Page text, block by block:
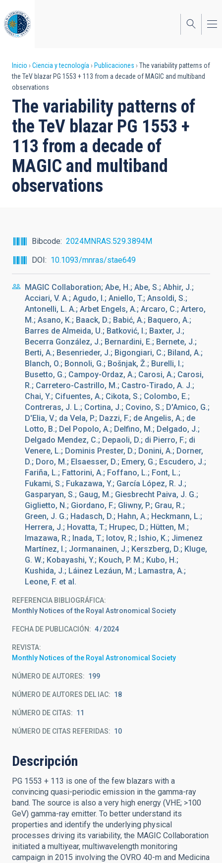
al
contenido
principal
Sobrescribir
enlaces
de
ayuda
a
la
navegación
Inicio Ciencia y tecnología Publicaciones
The variability patterns of
the TeV blazar PG 1553 + 113 from a decade of MAGIC and multiband
observations
The variability patterns of
the TeV blazar PG 1553 +
113 from a decade of
MAGIC and multiband
observations
Bibcode
2024MNRAS.529.3894M
DOI
10.1093/mnras/stae649
MAGIC Collaboration; Abe, H.; Abe, S.; Abhir, J.;
Acciari, V. A.; Agudo, I.; Aniello, T.; Ansoldi, S.;
Antonelli, L. A.; Arbet Engels, A.; Arcaro, C.; Artero,
M.; Asano, K.; Baack, D.; Babić, A.; Baquero, A.;
Barres de Almeida, U.; Batković, I.; Baxter, J.;
Becerra González, J.; Bernardini, E.; Bernete, J.;
Berti, A.; Besenrieder, J.; Bigongiari, C.; Biland, A.;
Blanch, O.; Bonnoli, G.; Bošnjak, Ž.; Burelli, I.;
Busetto, G.; Campoy-Ordaz, A.; Carosi, A.; Carosi,
R.; Carretero-Castrillo, M.; Castro-Tirado, A. J.;
Chai, Y.; Cifuentes, A.; Cikota, S.; Colombo, E.;
Contreras, J. L.; Cortina, J.; Covino, S.; D'Amico, G.;
D'Elia, V.; da Vela, P.; Dazzi, F.; de Angelis, A.; de
Lotto, B.; Del Popolo, A.; Delfino, M.; Delgado, J.;
Delgado Mendez, C.; Depaoli, D.; di Pierro, F.; di
Venere, L.; Dominis Prester, D.; Donini, A.; Dorner,
D.; Doro, M.; Elsaesser, D.; Emery, G.; Escudero, J.;
Fariña, L.; Fattorini, A.; Foffano, L.; Font, L.;
Fukami, S.; Fukazawa, Y.; García López, R. J.;
Gasparyan, S.; Gaug, M.; Giesbrecht Paiva, J. G.;
Giglietto, N.; Giordano, F.; Gliwny, P.; Grau, R.;
Green, J. G.; Hadasch, D.; Hahn, A.; Heckmann, L.;
Herrera, J.; Hovatta, T.; Hrupec, D.; Hütten, M.;
Imazawa, R.; Inada, T.; Iotov, R.; Ishio, K.; Jimenez
Martínez, I.; Jormanainen, J.; Kerszberg, D.; Kluge,
G. W.; Kobayashi, Y.; Kouch, P. M.; Kubo, H.;
Kushida, J.; Láinez Lezáun, M.; Lamastra, A.;
Leone, F. et al.
REFERENCIA BIBLIOGRÁFICA
Monthly Notices of the Royal Astronomical Society
FECHA DE PUBLICACIÓN: 4 2024
REVISTA
Monthly Notices of the Royal Astronomical Society
NÚMERO DE AUTORES 199
NÚMERO DE AUTORES DEL IAC 18
NÚMERO DE CITAS 11
NÚMERO DE CITAS REFERIDAS 10
Descripción
PG 1553 + 113 is one of the few blazars with a
convincing quasi-periodic emission in the gamma-ray
band. The source is also a very high energy (VHE; >100
GeV) gamma-ray emitter. To better understand its
properties and identify the underlying physical
processes driving its variability, the MAGIC Collaboration
initiated a multiyear, multiwavelength monitoring
campaign in 2015 involving the OVRO 40-m and Medicina